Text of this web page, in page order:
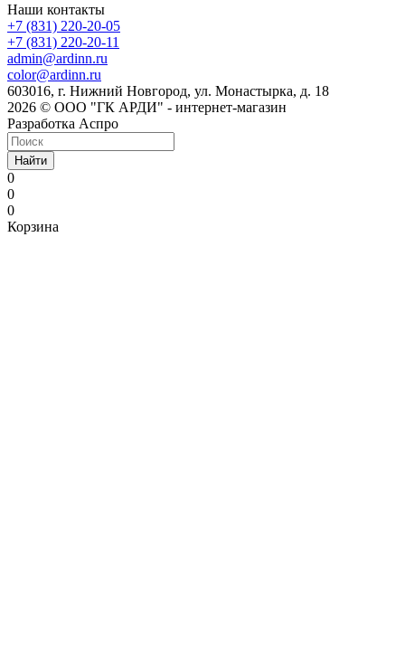
Наши контакты
+7 (831) 220-20-05
+7 (831) 220-20-11
admin@ardinn.ru
color@ardinn.ru
603016, г. Нижний Новгород, ул. Монастырка, д. 18
2026 © ООО "ГК АРДИ" - интернет-магазин
Разработка Аспро
Найти
0
0
0
Корзина